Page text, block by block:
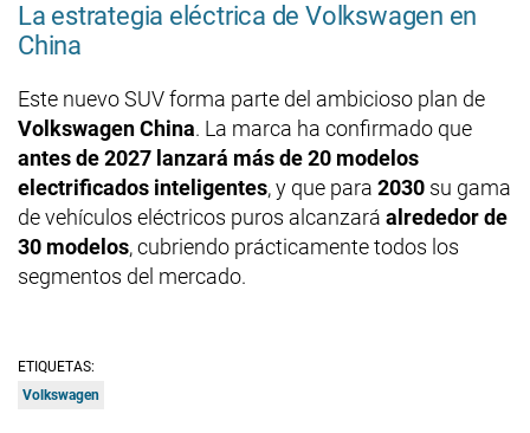
La estrategia eléctrica de Volkswagen en
China
Este nuevo SUV forma parte del ambicioso plan de
Volkswagen China. La marca ha confirmado que
antes de 2027 lanzará más de 20 modelos
electrificados inteligentes, y que para 2030 su gama
de vehículos eléctricos puros alcanzará alrededor de
30 modelos, cubriendo prácticamente todos los
segmentos del mercado.
ETIQUETAS:
Volkswagen